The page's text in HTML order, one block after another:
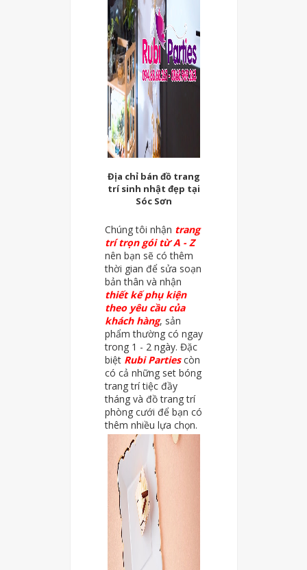
Địa chỉ bán đồ trang
trí sinh nhật đẹp tại
Sóc Sơn
Chúng tôi nhận trang
trí trọn gói từ A - Z
nên bạn sẽ có thêm
thời gian để sửa soạn
bản thân và nhận
thiết kế phụ kiện
theo yêu cầu của
khách hàng, sản
phẩm thường có ngay
trong 1 - 2 ngày. Đặc
biệt Rubi Partiescòn
có cả những set bóng
trang trí tiệc đầy
tháng và đồ trang trí
phòng cưới để bạn có
thêm nhiều lựa chọn.